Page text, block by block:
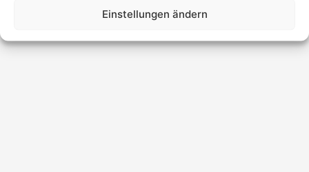
Einstellungen ändern